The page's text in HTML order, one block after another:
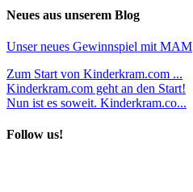
Neues aus unserem Blog
Unser neues Gewinnspiel mit MAM
Zum Start von Kinderkram.com ...
Kinderkram.com geht an den Start!
Nun ist es soweit. Kinderkram.co...
Follow us!